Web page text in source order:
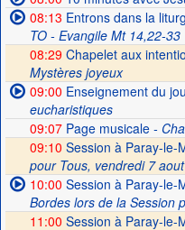
08:13 Entrons dans la
TO - Evangile Mt 14,22-33
08:29 Chapelet aux
Mystères joyeux
09:00 Enseignement du
eucharistiques
09:07Page musicale-
09:10 Session à Paray-le-
pour Tous, vendredi 7 aout
10:00 Session à Paray-le-
Bordes lors de la Session
11:00 Session à Paray-le-